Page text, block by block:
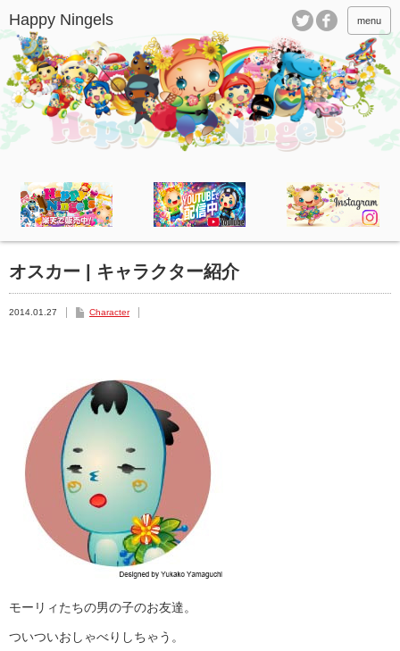
menu
オスカー | キャラクター紹介
2014.01.27 Character
モーリィたちの男の子のお友達。
ついついおしゃべりしちゃう。